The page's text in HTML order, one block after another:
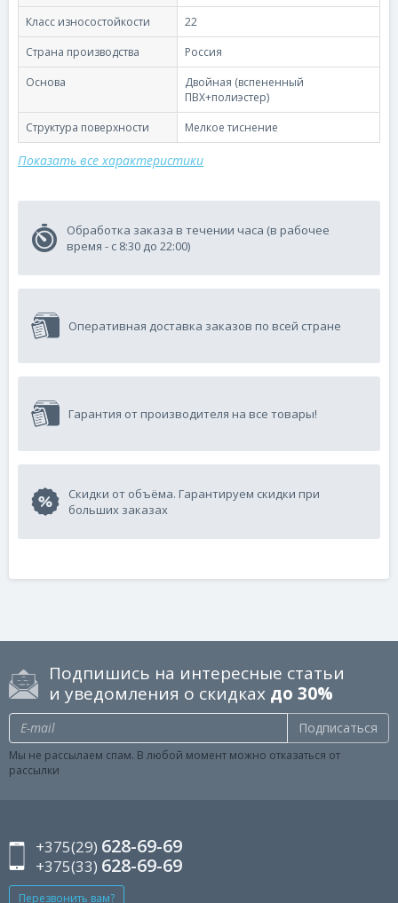
Класс износостойкости
22
Страна производства
Россия
Основа
Двойная (вспененный
ПВХ+полиэстер)
Структура поверхности
Мелкое тиснение
Показать все характеристики
Обработка заказа в течении часа (в рабочее
время - с 8:30 до 22:00)
Оперативная доставка заказов по всей стране
Гарантия от производителя на все товары!
Скидки от объёма. Гарантируем скидки при
больших заказах
Подпишись на интересные статьи
и уведомления о скидках до 30%
Подписаться
Мы не рассылаем спам. В любой момент можно отказаться от
рассылки
+375(29) 628-69-69
+375(33) 628-69-69
Перезвонить вам?